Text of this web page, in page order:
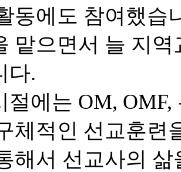
동에도 참여했습
맡으면서 늘 지
다.
절에는 OM,
체적인 선교훈련
해서 선교사의